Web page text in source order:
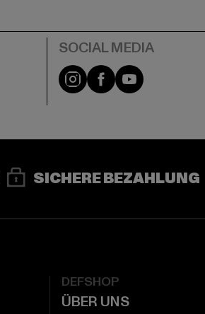
Instagram
FacebookYouTube
SICHERE BEZAHLUNG
DEFSHOP
ÜBER UNS